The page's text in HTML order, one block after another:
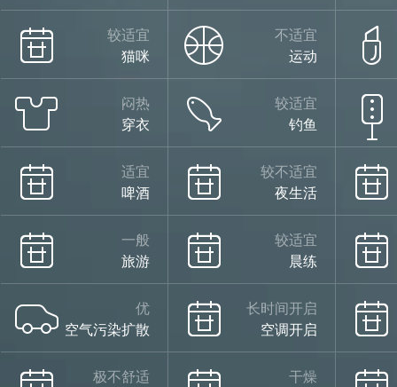
30°
25°
阵雨
08/12
较适宜
猫咪
不适宜
运动
闷热
穿衣
较适宜
钓鱼
适宜
啤酒
较不适宜
夜生活
一般
旅游
较适宜
晨练
优
空气污染扩散
长时间开启
空调开启
极不舒适
干燥